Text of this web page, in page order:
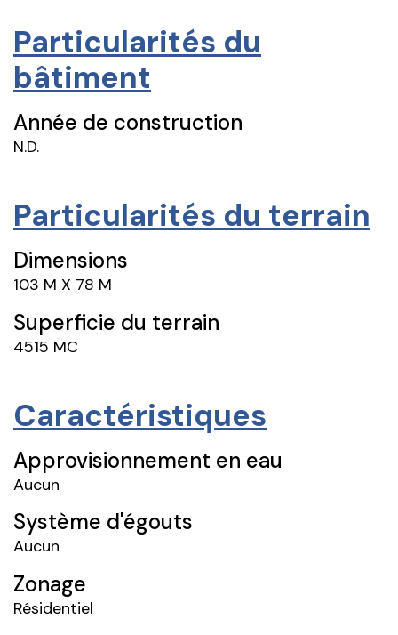
Particularités du
bâtiment
Année de construction
N.D.
Particularités du terrain
Dimensions
103 M X 78 M
Superficie du terrain
4515 MC
Caractéristiques
Approvisionnement en eau
Aucun
Système d'égouts
Aucun
Zonage
Résidentiel